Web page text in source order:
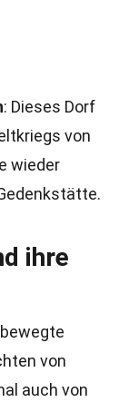
: Dieses Dorf
von
wieder
ihre
von
auch von